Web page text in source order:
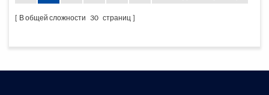
В общей сложности 30 страниц